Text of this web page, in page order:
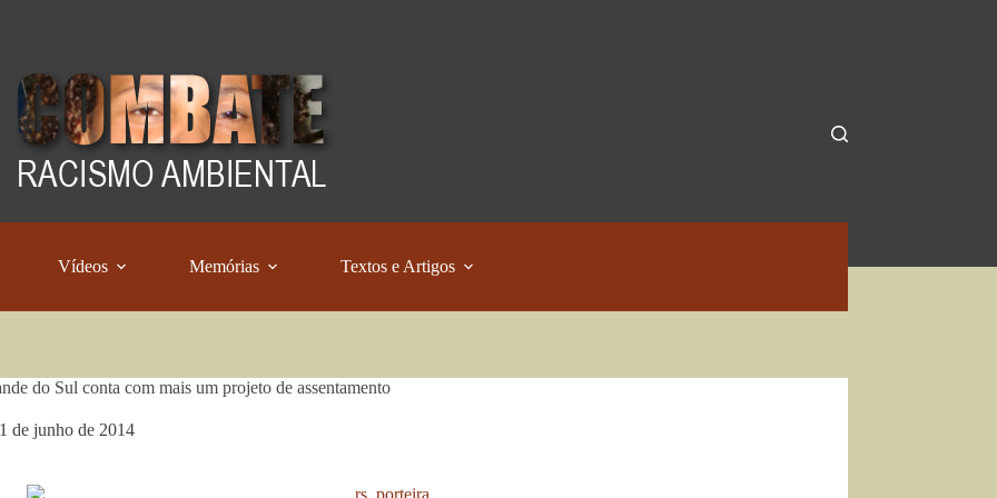
Vídeos Memórias Textos e Artigos
do Sul conta com mais um projeto de assentamento
de junho de 2014